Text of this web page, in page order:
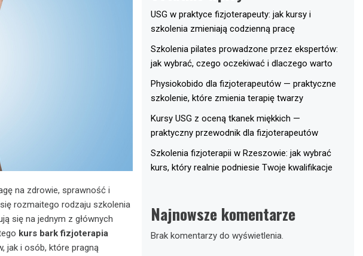
na zdrowie, sprawność i
rozmaitego rodzaju szkolenia
się na jednym z głównych
kurs bark fizjoterapia
jak i osób, które pragną
USG w praktyce fizjoterapeuty: jak kursy i
szkolenia zmieniają codzienną pracę
Szkolenia pilates prowadzone przez ekspertów:
jak wybrać, czego oczekiwać i dlaczego warto
Physiokobido dla fizjoterapeutów — praktyczne
szkolenie, które zmienia terapię twarzy
Kursy USG z oceną tkanek miękkich —
praktyczny przewodnik dla fizjoterapeutów
Szkolenia fizjoterapii w Rzeszowie: jak wybrać
kurs, który realnie podniesie Twoje kwalifikacje
Najnowsze komentarze
Brak komentarzy do wyświetlenia.